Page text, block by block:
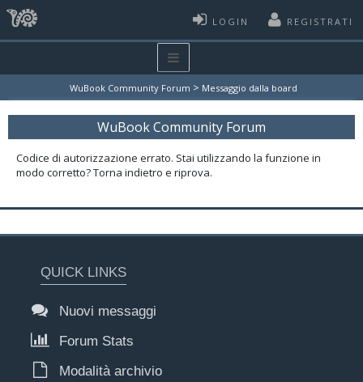
LOGIN REGISTRATI
WuBook Community Forum > Messaggio dalla board
WuBook Community Forum
Codice di autorizzazione errato. Stai utilizzando la funzione in
modo corretto? Torna indietro e riprova.
QUICK LINKS
Nuovi messaggi
Forum Stats
Modalità archivio